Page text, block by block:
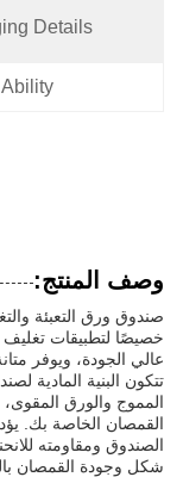
Details:
وصف المنتج:
صندوق ورق التعبئة
خصيصًا لتطبيقات
عالي الجودة، ويوفر
تتكون البنية المادية
المموج والورق
القمصان الخاصة بك.
الصندوق ومقاومته
شكل وجودة القمصان